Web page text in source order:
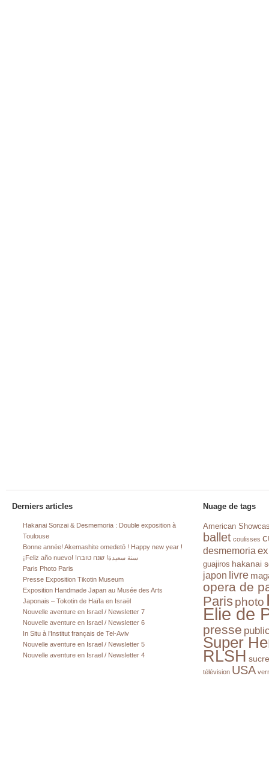
Derniers articles
Hakanai Sonzai & Desmemoria : Double exposition à
Toulouse
Bonne année! Akemashite omedetō ! Happy new year !
¡Feliz año nuevo! !سنة سعيدة! שנה טובה
Paris Photo Paris
Presse Exposition Tikotin Museum
Exposition Handmade Japan au Musée des Arts
Japonais – Tokotin de Haïfa en Israël
Nouvelle aventure en Israel / Newsletter 7
Nouvelle aventure en Israel / Newsletter 6
In Situ à l’Institut français de Tel-Aviv
Nouvelle aventure en Israel / Newsletter 5
Nouvelle aventure en Israel / Newsletter 4
Nuage de tags
American
ballet coulisses
desmemoria
guajiros hakanai
japon livre
opera de
Paris photo
Elie de
presse
Super
RLSH sucre
télévision USA